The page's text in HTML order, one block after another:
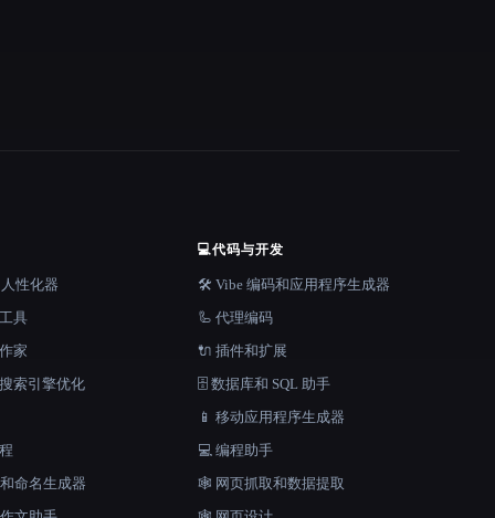
性化器
具
家
索引擎优化
命名生成器
💻代码与开发
🛠️ Vibe 编码和应用程序生成器
🦾 代理编码
🔌 插件和扩展
🗄️ 数据库和 SQL 助手
📱 移动应用程序生成器
💻 编程助手
🕸️ 网页抓取和数据提取